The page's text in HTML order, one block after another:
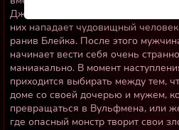
Джинджер. Вот только первую же
них нападает чудовищный
ранив Блейка. После этого
начинает вести себя очень
маниакально. В момент
приходится выбирать между тем,
доме со своей дочерью и мужем,
превращаться в Вульфмена, или
где опасный монстр творит свои